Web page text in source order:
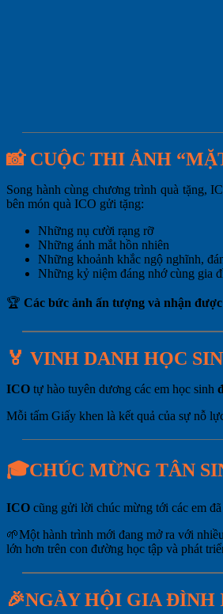
📸 CUỘC THI ẢNH
Song hành cùng chương trình quà tặng,
bên món quà ICO gửi tặng:
Những nụ cười rạng rỡ
Những ánh mắt hồn nhiên
Những khoảnh khắc ngộ nghĩnh,
Những kỷ niệm đáng nhớ cùng gia
🏆 Các bức ảnh ấn tượng và nhận
🏅 VINH DANH HỌC
ICO tự hào tuyên dương các em học sinh
Mỗi tấm Giấy khen là kết quả của sự nỗ
🎓CHÚC MỪNG TÂN
ICO cũng gửi lời chúc mừng tới các em
🌱Một hành trình mới đang mở ra với
lớn hơn trên con đường học tập và phát
🎉NGÀY HỘI GIA ĐÌNH